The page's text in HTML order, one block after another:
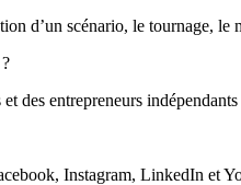
d’un scénario, le tournage,
des entrepreneurs
Instagram, LinkedIn et